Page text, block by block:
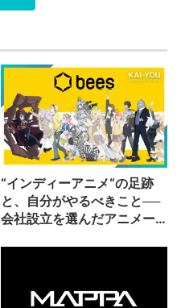
“インディーアニメ“の足跡
と、自分がやるべきこと──
会社設立を選んだアニメー